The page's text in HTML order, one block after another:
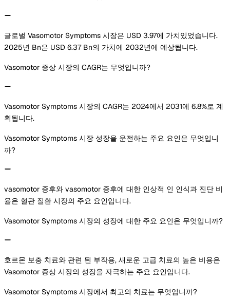
글로벌 Vasomotor Symptoms 시장은 USD 3.97에 가치있었습니다.
2025년 Bn은 USD 6.37 Bn의 가치에 2032년에 예상됩니다.
Vasomotor 증상 시장의 CAGR는 무엇입니까?
Vasomotor Symptoms 시장의 CAGR는 2024에서 2031에 6.8%로 계
획됩니다.
Vasomotor Symptoms 시장 성장을 운전하는 주요 요인은 무엇입니
까?
vasomotor 증후와 vasomotor 증후에 대한 인상적 인 인식과 진단 비
율은 혈관 질환 시장의 주요 요인입니다.
Vasomotor Symptoms 시장의 성장에 대한 주요 요인은 무엇입니까?
호르몬 보충 치료와 관련 된 부작용, 새로운 고급 치료의 높은 비용은
Vasomotor 증상 시장의 성장을 자극하는 주요 요인입니다.
Vasomotor Symptoms 시장에서 최고의 치료는 무엇입니까?